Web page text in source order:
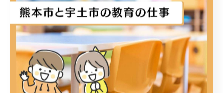
#ぷっくりシール作り#工作活動#KIDSDIARY#キッズダイア
リー出水#キッズダイアリー宇土キッズダイアリー松原
KIDSDIARY出水KIDSDIARY宇土KIDSDIARY松原熊本宇土宇土市
熊本市放課後等デイサービス放デイ小学生中学生高校生
子ども療育ダウン症自閉症ADHDLD